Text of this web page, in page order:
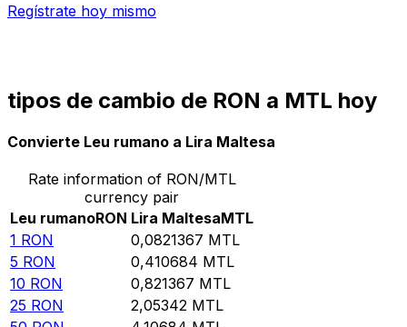
Regístrate hoy mismo
tipos de cambio de RON a MTL hoy
Convierte Leu rumano a Lira Maltesa
Rate information of RON/MTL
currency pair
Leu rumanoRON Lira MaltesaMTL
1 RON 0,0821367 MTL
5 RON 0,410684 MTL
10 RON 0,821367 MTL
25 RON 2,05342 MTL